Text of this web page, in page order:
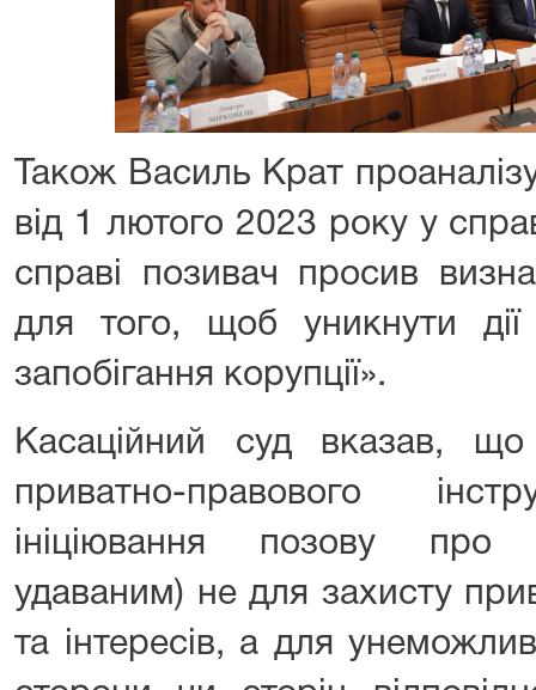
Також Василь Крат
від 1 лютого 2023 року у
справі позивач просив
для того, щоб уникнути
запобігання корупції».
Касаційний суд вказав,
приватно-правового
ініціювання позову про
удаваним) не для захисту
та інтересів, а для